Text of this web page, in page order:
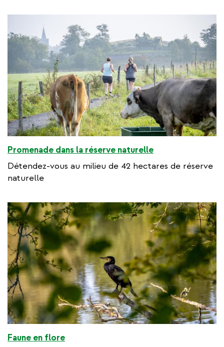
Promenade dans la réserve naturelle
Détendez-vous au milieu de 42 hectares de réserve
naturelle
Faune en flore